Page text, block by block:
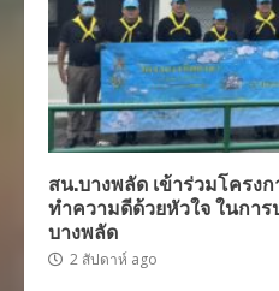
สน.บางพลัด เข้าร่วมโครง
ทำความดีด้วยหัวใจ ในกา
บางพลัด
2 สัปดาห์ ago